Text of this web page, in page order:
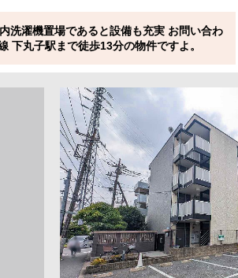
洗濯機置場であると設備も充実 お問い合わ
下丸子駅まで徒歩13分の物件ですよ。